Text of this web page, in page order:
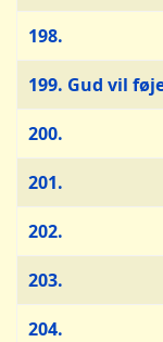
198.
199. Gud vil
200.
201.
202.
203.
204.